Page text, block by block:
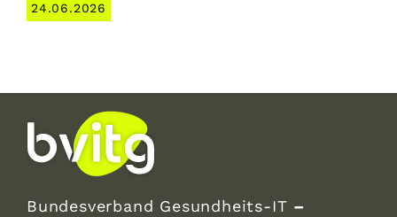
24.06.2026
Bundesverband Gesundheits-IT –